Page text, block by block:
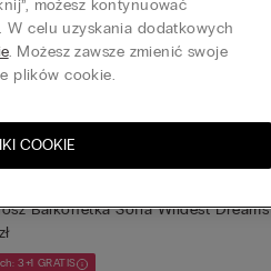
Balkonetka Sofia Lace Perfection
3+1 GRATIS
Balkonetka Sofia Wildest Dreams
3+1 GRATIS
możesz kontynuować
celu uzyskania dodatkowych
. Możesz zawsze zmienić swoje
plików cookie.
COOKIE